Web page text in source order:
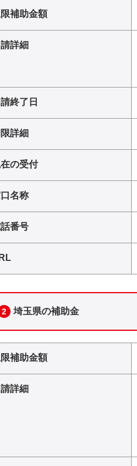
補助金額
詳細
終了日
詳細
の受付
名称
番号
2 埼玉県の補助金
補助金額
詳細